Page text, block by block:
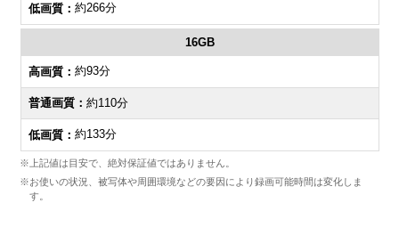
約266分
16GB
約93分
約110分
約133分
※上記値は目安で、絶対保証値ではありません。
※お使いの状況、被写体や周囲環境などの要因により録画可能時間は変化しま
す。